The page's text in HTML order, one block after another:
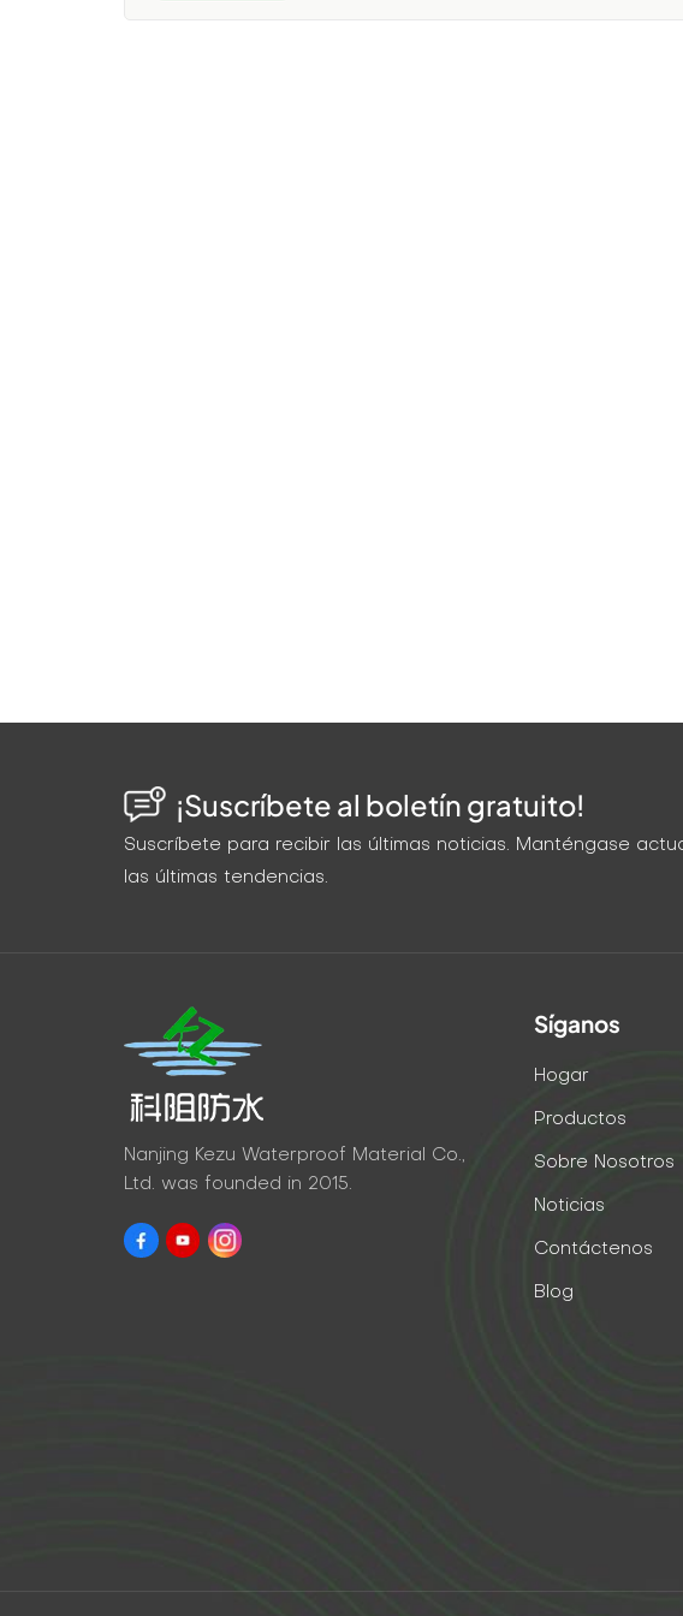
¡Suscríbete al boletín gratuito!
Suscríbete para recibir las últimas noticias. Manténgase
las últimas tendencias.
Nanjing Kezu Waterproof Material Co.,
Ltd. was founded in 2015.
Síganos
Hogar
Productos
Sobre Nosotros
Noticias
Contáctenos
Blog